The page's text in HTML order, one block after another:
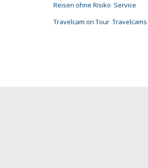
Reisen ohne Risiko Service
Travelcam on Tour Travelcams